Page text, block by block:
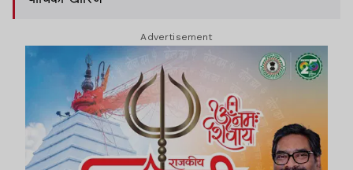
Advertisement